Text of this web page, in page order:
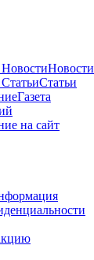
Новости
Статьи
Газета
на сайт